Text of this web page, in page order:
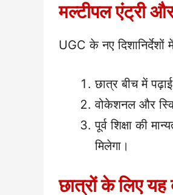
मल्टीपल एंट्री
UGC के नए दिशानिर्देशों
छात्र बीच में
वोकेशनल और
पूर्व शिक्षा की
मिलेगा।
छात्रों के लिए